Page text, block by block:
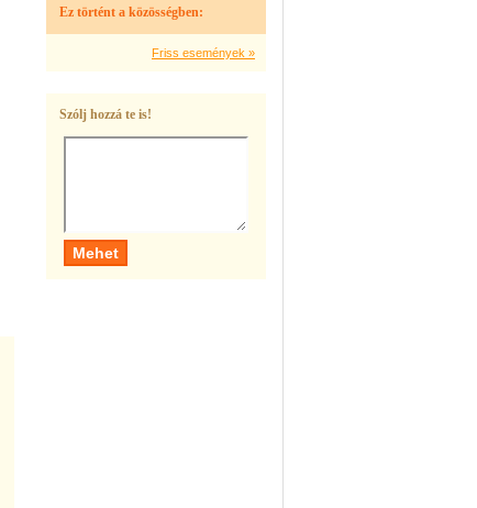
Ez történt a közösségben:
Friss események »
Szólj hozzá te is!